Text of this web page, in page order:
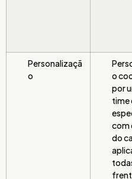
Personalizaçã
o
o
por
time
com
do